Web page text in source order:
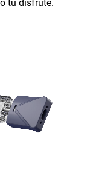
tu disfrute.